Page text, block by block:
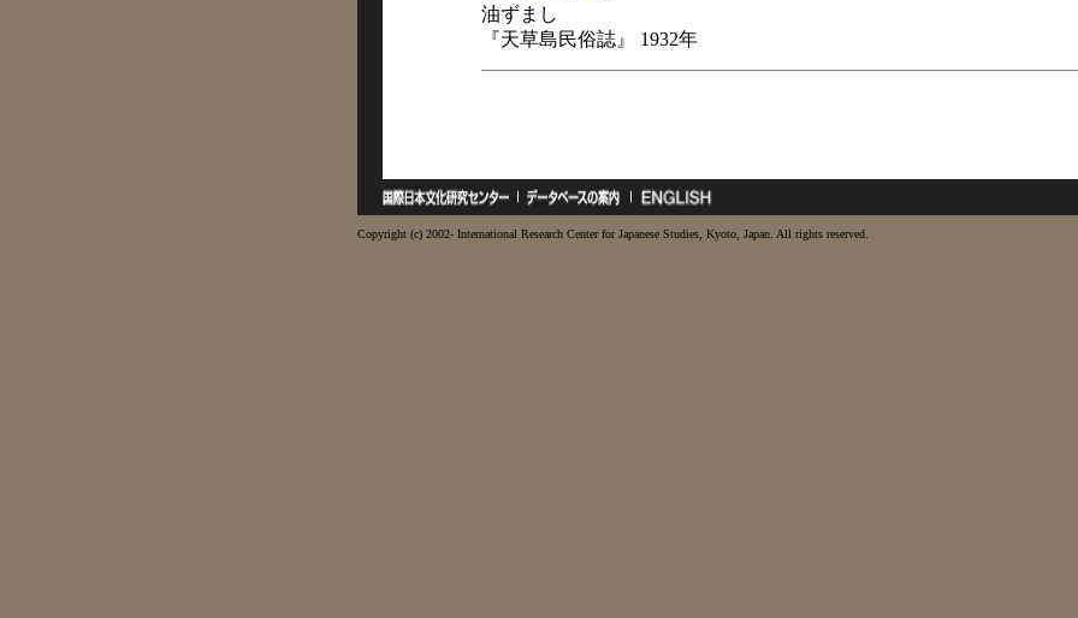
油ずまし
『天草島民俗誌』 1932年
Copyright (c) 2002- International Research Center for Japanese Studies, Kyoto, Japan. All rights reserved.